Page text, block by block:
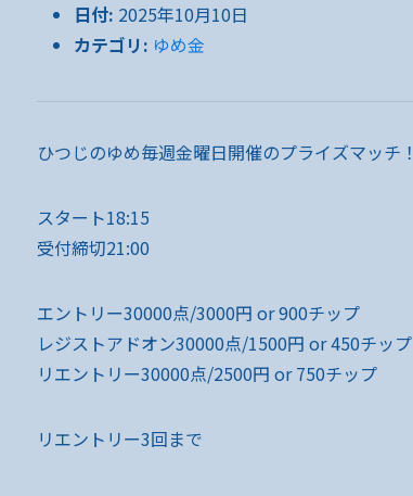
日付: 2025年10月10日
カテゴリ: ゆめ金
ひつじのゆめ毎週金曜日開催のプライズマッチ！
スタート18:15
受付締切21:00
エントリー30000点/3000円 or 900チップ
レジストアドオン30000点/1500円 or 450チップ
リエントリー30000点/2500円 or 750チップ
リエントリー3回まで